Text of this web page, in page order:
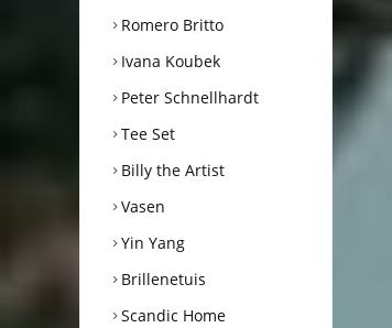
Romero Britto
Ivana Koubek
Peter Schnellhardt
Tee Set
Billy the Artist
Vasen
Yin Yang
Brillenetuis
Scandic Home